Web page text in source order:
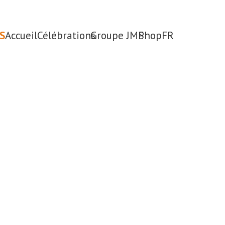
AccueilCélébrationsGroupe JMPShopFR